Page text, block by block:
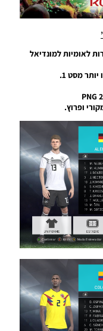
מעודכנות עבור 22 נבחרות לאומיות למונדיאל
מסט 1.